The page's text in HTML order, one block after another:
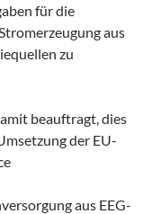
für die
aus
zu
beauftragt, dies
der EU-
aus EEG-